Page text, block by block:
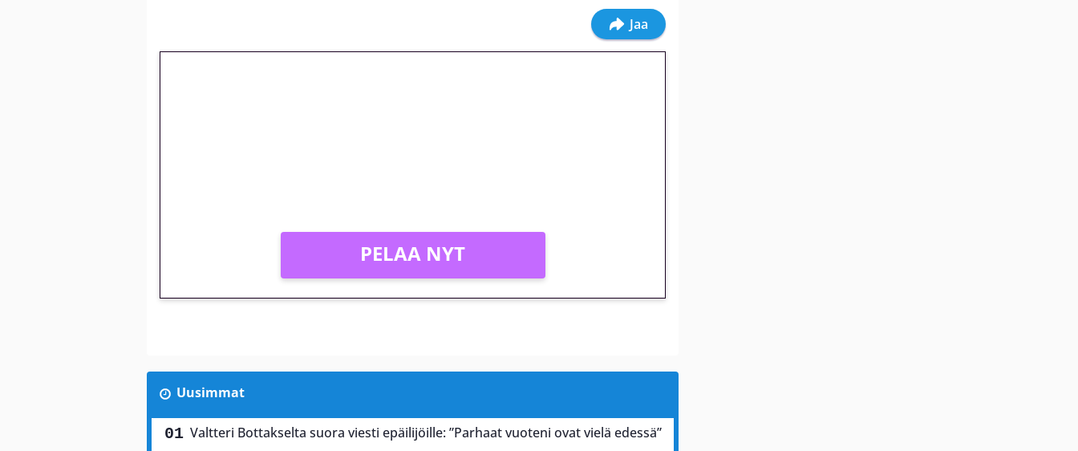
Jaa
PELAA NYT
Uusimmat
Valtteri Bottakselta suora viesti epäilijöille: ”Parhaat vuoteni ovat vielä edessä”